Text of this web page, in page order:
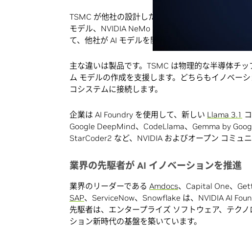
TSMC が他社の設計したチップを製造するのと同
モデル、NVIDIA NeMo ソフトウェア、NVIDIA の
て、他社が AI モデルを開発および
主な違いは製品です。TSMC は物理的な半導体チ
ム モデルの作成を支援します。どちらもイノベー
コシステムに接続します。
企業は AI Foundry を使用して、新しい Llama 3.1
Google DeepMind、CodeLlama、Gemma by
StarCoder2 など、NVIDIA およびオープン コミュ
業界の先駆者が AI イノベーションを推進
業界のリーダーである Amdocs、Capital One、
SAP、ServiceNow、Snowflake は、NVIDIA AI
先駆者は、エンタープライズ ソフトウェア、テク
ション新時代の基盤を築いています。